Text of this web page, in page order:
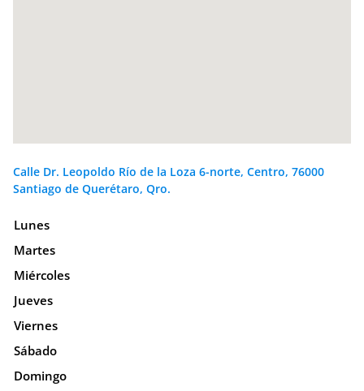
Calle Dr. Leopoldo Río de la Loza 6-norte, Centro, 76000
Santiago de Querétaro, Qro.
Lunes
Martes
Miércoles
Jueves
Viernes
Sábado
Domingo